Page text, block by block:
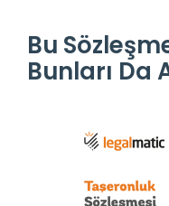
Bu
Bunları Da